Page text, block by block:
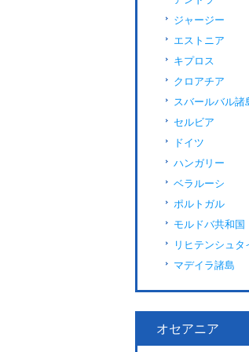
ジャージー
エストニア
キプロス
クロアチア
スバールバル諸
セルビア
ドイツ
ハンガリー
ベラルーシ
ポルトガル
モルドバ共和国
リヒテンシュタ
マデイラ諸島
オセアニア